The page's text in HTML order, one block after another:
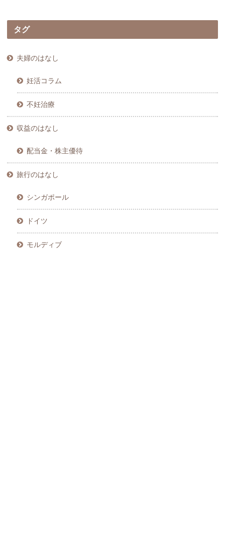
タグ
夫婦のはなし
妊活コラム
不妊治療
収益のはなし
配当金・株主優待
旅行のはなし
シンガポール
ドイツ
モルディブ